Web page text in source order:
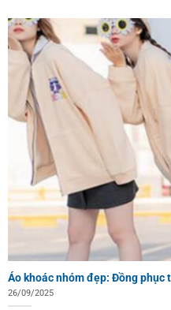
Áo khoác nhóm đẹp: Đồng phục
26/09/2025